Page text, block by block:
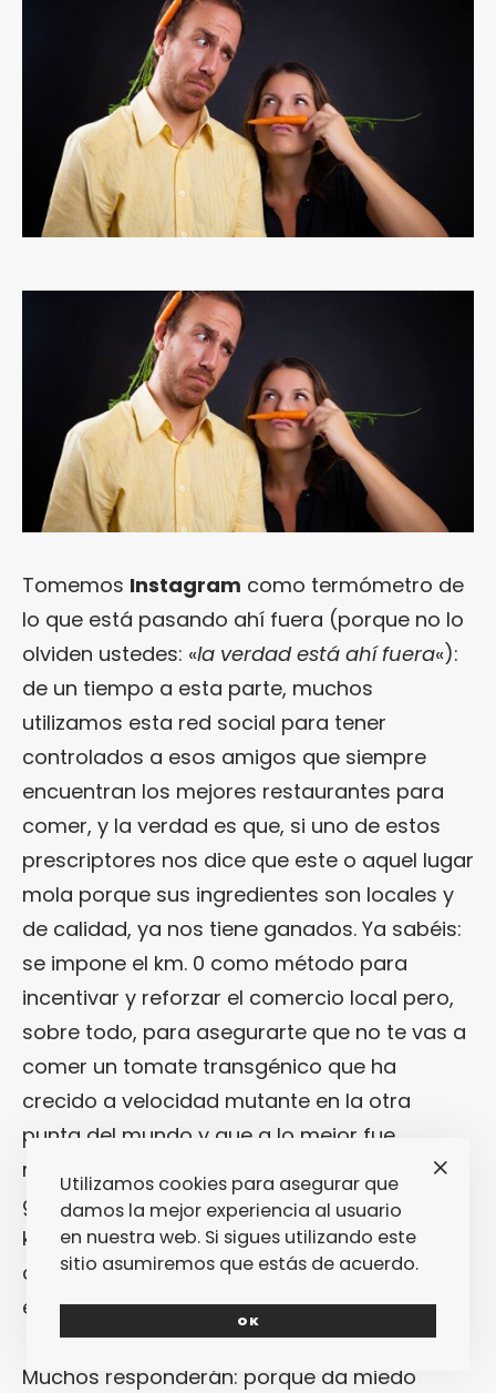
Tomemos Instagram como termómetro de
lo que está pasando ahí fuera (porque no lo
olviden ustedes: «la verdad está ahí fuera«):
de un tiempo a esta parte, muchos
utilizamos esta red social para tener
controlados a esos amigos que siempre
encuentran los mejores restaurantes para
comer, y la verdad es que, si uno de estos
prescriptores nos dice que este o aquel lugar
mola porque sus ingredientes son locales y
de calidad, ya nos tiene ganados. Ya sabéis:
se impone el km. 0 como método para
incentivar y reforzar el comercio local pero,
sobre todo, para asegurarte que no te vas a
comer un tomate transgénico que ha
crecido a velocidad mutante en la otra
punta del mundo y que a lo mejor fue
recolectado hace dos semanas. Entonces la
gran pregunta pasa a ser: si buscamos el
km. 0 cuando comemos fuera de casa, ¿por
qué no hacer lo mismo cuando estamos
entre las cacerolas de nuestra cocina?
Muchos responderán: porque da miedo
Utilizamos cookies para asegurar que
damos la mejor experiencia al usuario
en nuestra web. Si sigues utilizando este
sitio asumiremos que estás de acuerdo.
OK